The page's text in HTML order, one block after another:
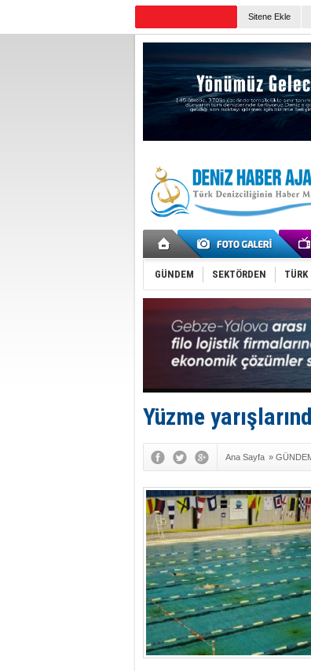
Sitene Ekle
GÜNDEM SEKTÖRDEN
Yüzme
Ana Sayfa »